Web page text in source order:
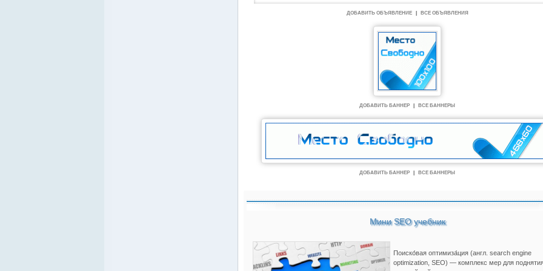
ДОБАВИТЬ ОБЪЯВЛЕНИЕ ВСЕ ОБЪЯВЛЕНИЯ
ДОБАВИТЬ БАННЕР ВСЕ БАННЕРЫ
ДОБАВИТЬ БАННЕР ВСЕ БАННЕРЫ
Мини SEO учебник
Поиско́вая оптимиза́ция (англ. search engine
optimization, SEO) — комплекс мер для